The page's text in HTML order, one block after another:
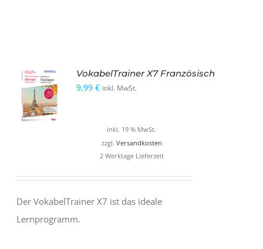
IN DEN
VokabelTrainer X7 Französisch
9,99€ inkl. MwSt.
inkl. 19 % MwSt.
zzgl. Versandkosten
2 Werktage Lieferzeit
Der VokabelTrainer X7 ist das ideale
Lernprogramm.